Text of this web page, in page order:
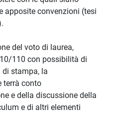
apposite convenzioni (tesi
del voto di laurea,
110 con possibilità di
di stampa, la
terrà conto
e della discussione della
e di altri elementi